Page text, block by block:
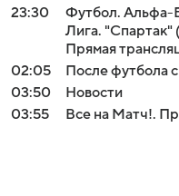
23:30
Футбол. Альфа-
Лига. "Спартак"
Прямая
02:05
После футбола
03:50
Новости
03:55
Все на Матч!.